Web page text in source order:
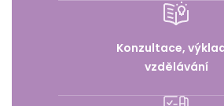
Konzultace,
vzdělávání